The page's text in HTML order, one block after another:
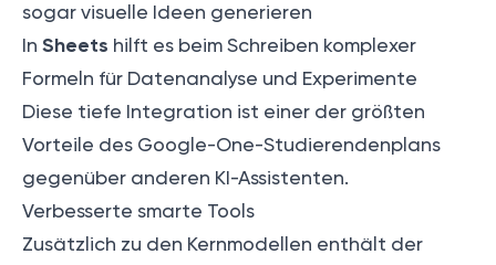
sogar visuelle Ideen generieren
In Sheets hilft es beim Schreiben komplexer
Formeln für Datenanalyse und Experimente
Diese tiefe Integration ist einer der größten
Vorteile des Google-One-Studierendenplans
gegenüber anderen KI-Assistenten.
Verbesserte smarte Tools
Zusätzlich zu den Kernmodellen enthält der